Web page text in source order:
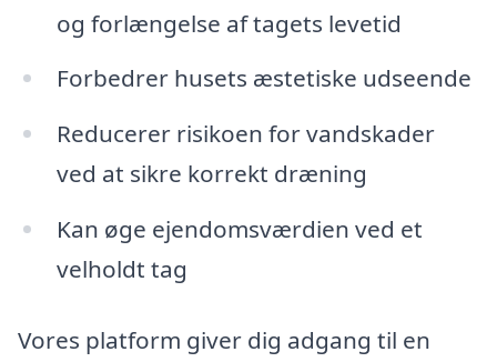
og forlængelse af tagets levetid
Forbedrer husets æstetiske udseende
Reducerer risikoen for vandskader
ved at sikre korrekt dræning
Kan øge ejendomsværdien ved et
velholdt tag
Vores platform giver dig adgang til en